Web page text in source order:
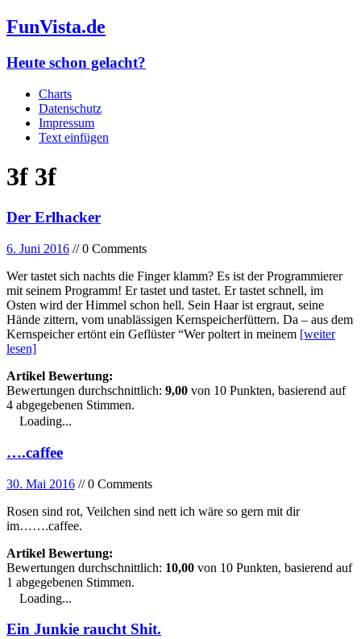
FunVista.de
Heute schon gelacht?
Charts
Datenschutz
Impressum
Text einfügen
3f 3f
Der Erlhacker
6. Juni 2016 // 0 Comments
Wer tastet sich nachts die Finger klamm? Es ist der Programmierer
mit seinem Programm! Er tastet und tastet. Er tastet schnell, im
Osten wird der Himmel schon hell. Sein Haar ist ergraut, seine
Hände zittern, vom unablässigen Kernspeicherfüttern. Da – aus dem
Kernspeicher ertönt ein Geflüster “Wer poltert in meinem [weiter
lesen]
Artikel Bewertung:
Bewertungen durchschnittlich: 9,00 von 10 Punkten, basierend auf
4 abgegebenen Stimmen.
Loading...
….caffee
30. Mai 2016 // 0 Comments
Rosen sind rot, Veilchen sind nett ich wäre so gern mit dir
im…….caffee.
Artikel Bewertung:
Bewertungen durchschnittlich: 10,00 von 10 Punkten, basierend auf
1 abgegebenen Stimmen.
Loading...
Ein Junkie raucht Shit.